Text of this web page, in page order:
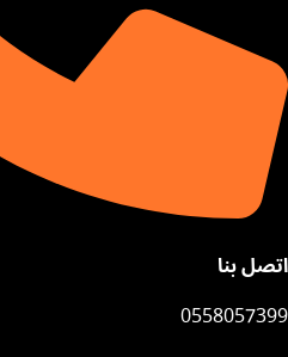
اتصل بنا
0558057399